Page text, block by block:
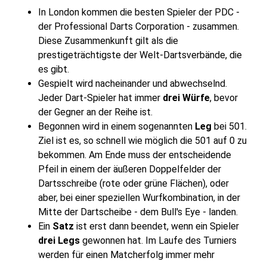
In London kommen die besten Spieler der PDC -
der Professional Darts Corporation - zusammen.
Diese Zusammenkunft gilt als die
prestigeträchtigste der Welt-Dartsverbände, die
es gibt.
Gespielt wird nacheinander und abwechselnd.
Jeder Dart-Spieler hat immer drei Würfe, bevor
der Gegner an der Reihe ist.
Begonnen wird in einem sogenannten Leg bei 501.
Ziel ist es, so schnell wie möglich die 501 auf 0 zu
bekommen. Am Ende muss der entscheidende
Pfeil in einem der äußeren Doppelfelder der
Dartsschreibe (rote oder grüne Flächen), oder
aber, bei einer speziellen Wurfkombination, in der
Mitte der Dartscheibe - dem Bull's Eye - landen.
Ein Satz ist erst dann beendet, wenn ein Spieler
drei Legs gewonnen hat. Im Laufe des Turniers
werden für einen Matcherfolg immer mehr